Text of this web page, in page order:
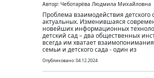
Автор: Чеботарёва Людмила Михайловна
Проблема взаимодействия
актуальных. Изменившаяся
новейших информационных
детский сад – два общественных
всегда им хватает
семьи и детского сада - один из
Опубликовано: 04.12.2024